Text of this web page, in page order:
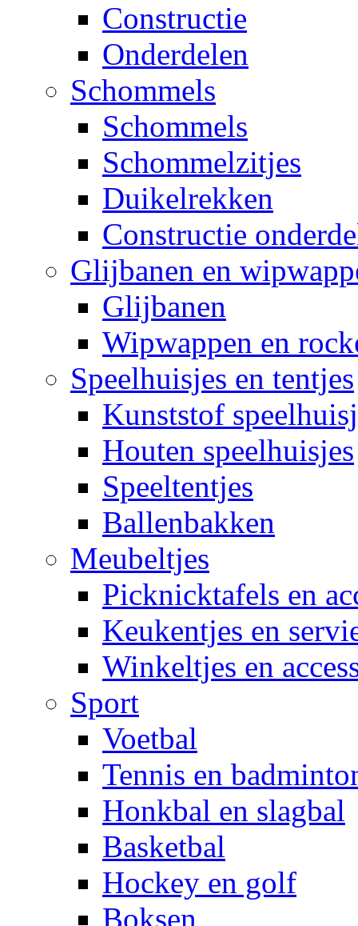
Constructie
Onderdelen
Schommels
Schommels
Schommelzitjes
Duikelrekken
Constructie
Glijbanen en
Glijbanen
Wipwappen en
Speelhuisjes en tentjes
Kunststof
Houten speelhuisjes
Speeltentjes
Ballenbakken
Meubeltjes
Picknicktafels en
Keukentjes en
Winkeltjes en
Sport
Voetbal
Tennis en
Honkbal en slagbal
Basketbal
Hockey en golf
Boksen